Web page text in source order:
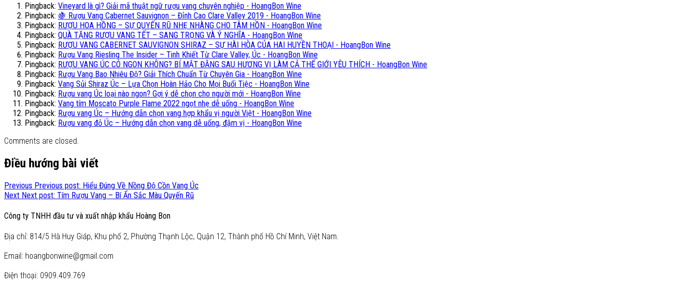
Pingback: Vineyard là gì? Giải mã thuật ngữ rượu vang chuyên nghiệp - HoangBon Wine
Pingback: 🍇 Rượu Vang Cabernet Sauvignon – Đỉnh Cao Clare Valley 2019 - HoangBon Wine
Pingback: RƯỢU HOA HỒNG – SỰ QUYẾN RŨ NHẸ NHÀNG CHO TÂM HỒN - HoangBon Wine
Pingback: QUÀ TẶNG RƯỢU VANG TẾT – SANG TRỌNG VÀ Ý NGHĨA - HoangBon Wine
Pingback: RƯỢU VANG CABERNET SAUVIGNON SHIRAZ – SỰ HÀI HÒA CỦA HAI HUYỀN THOẠI - HoangBon Wine
Pingback: Rượu Vang Riesling The Insider – Tinh Khiết Từ Clare Valley, Úc - HoangBon Wine
Pingback: RƯỢU VANG ÚC CÓ NGON KHÔNG? BÍ MẬT ĐẰNG SAU HƯƠNG VỊ LÀM CẢ THẾ GIỚI YÊU THÍCH - HoangBon Wine
Pingback: Rượu Vang Bao Nhiêu Độ? Giải Thích Chuẩn Từ Chuyên Gia - HoangBon Wine
Pingback: Vang Sủi Shiraz Úc – Lựa Chọn Hoàn Hảo Cho Mọi Buổi Tiệc - HoangBon Wine
Pingback: Rượu vang Úc loại nào ngon? Gợi ý dễ chọn cho người mới - HoangBon Wine
Pingback: Vang tím Moscato Purple Flame 2022 ngọt nhẹ dễ uống - HoangBon Wine
Pingback: Rượu vang Úc – Hướng dẫn chọn vang hợp khẩu vị người Việt - HoangBon Wine
Pingback: Rượu vang đỏ Úc – Hướng dẫn chọn vang dễ uống, đậm vị - HoangBon Wine
Comments are closed.
Điều hướng bài viết
Previous Previous post: Hiểu Đúng Về Nồng Độ Cồn Vang Úc
Next Next post: Tím Rượu Vang – Bí Ẩn Sắc Màu Quyến Rũ
Công ty TNHH đầu tư và xuất nhập khẩu Hoàng Bon
Địa chỉ: 814/5 Hà Huy Giáp, Khu phố 2, Phường Thạnh Lộc, Quận 12, Thành phố Hồ Chí Minh, Việt Nam.
Email: hoangbonwine@gmail.com
Điện thoại: 0909.409.769